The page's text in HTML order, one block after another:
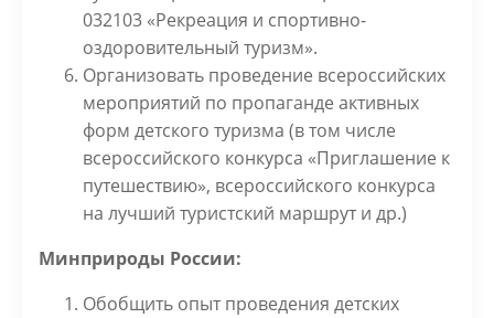
032103 «Рекреация и спортивно-
оздоровительный туризм».
Организовать проведение всероссийских
мероприятий по пропаганде активных
форм детского туризма (в том числе
всероссийского конкурса «Приглашение к
путешествию», всероссийского конкурса
на лучший туристский маршрут и др.)
Минприроды России:
Обобщить опыт проведения детских